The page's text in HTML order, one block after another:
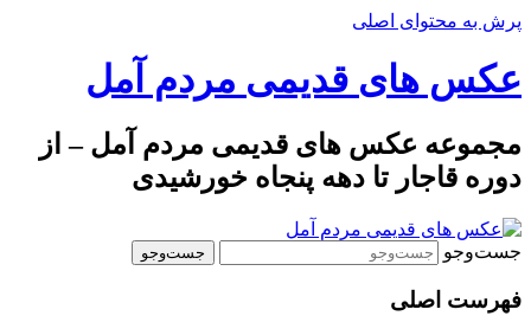
پرش به محتوای اصلی
عکس های قدیمی مردم آمل
مجموعه عکس های قدیمی مردم آمل – از
دوره قاجار تا دهه پنجاه خورشیدی
جست‌وجو
فهرست اصلی